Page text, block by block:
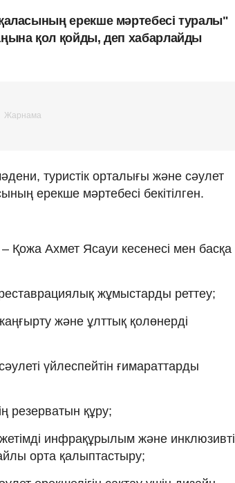
ерекше мәртебесі туралы"
қол қойды, деп хабарлайды
туристік орталығы және сәулет
ерекше мәртебесі бекітілген.
Қожа Ахмет Ясауи кесенесі мен басқа
жұмыстарды реттеу;
және ұлттық қолөнерді
үйлеспейтін ғимараттарды
резерватын құру;
инфрақұрылым және инклюзивті
орта қалыптастыру;